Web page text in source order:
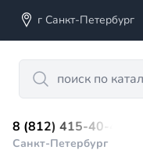
г Санкт-Петербург
Search
8 (812) 415-40-45
Санкт-Петербург